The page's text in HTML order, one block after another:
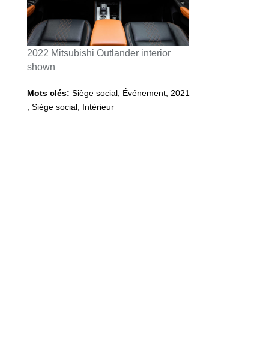
2022 Mitsubishi Outlander interior
shown
Mots clés: Siège social, Événement, 2021
, Siège social, Intérieur